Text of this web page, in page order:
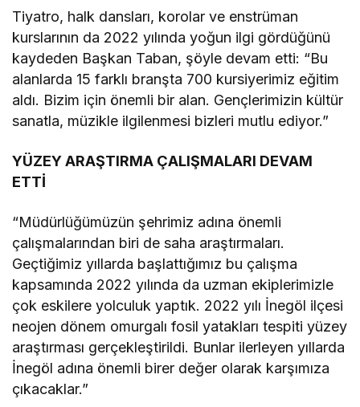
Tiyatro, halk dansları, korolar ve enstrüman
kurslarının da 2022 yılında yoğun ilgi gördüğünü
kaydeden Başkan Taban, şöyle devam etti: “Bu
alanlarda 15 farklı branşta 700 kursiyerimiz eğitim
aldı. Bizim için önemli bir alan. Gençlerimizin kültür
sanatla, müzikle ilgilenmesi bizleri mutlu ediyor.”
YÜZEY ARAŞTIRMA ÇALIŞMALARI DEVAM
ETTİ
“Müdürlüğümüzün şehrimiz adına önemli
çalışmalarından biri de saha araştırmaları.
Geçtiğimiz yıllarda başlattığımız bu çalışma
kapsamında 2022 yılında da uzman ekiplerimizle
çok eskilere yolculuk yaptık. 2022 yılı İnegöl ilçesi
neojen dönem omurgalı fosil yatakları tespiti yüzey
araştırması gerçekleştirildi. Bunlar ilerleyen yıllarda
İnegöl adına önemli birer değer olarak karşımıza
çıkacaklar.”